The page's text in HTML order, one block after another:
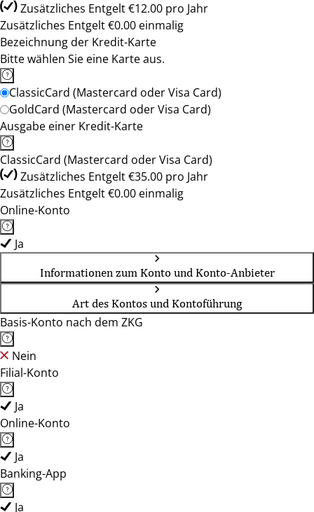
Zusätzliches Entgelt €12.00 pro Jahr
Zusätzliches Entgelt €0.00 einmalig
Bezeichnung der Kredit-Karte
Bitte wählen Sie eine Karte aus.
ClassicCard (Mastercard oder Visa Card)
GoldCard (Mastercard oder Visa Card)
Ausgabe einer Kredit-Karte
ClassicCard (Mastercard oder Visa Card)
Zusätzliches Entgelt €35.00 pro Jahr
Zusätzliches Entgelt €0.00 einmalig
Online-Konto
Ja
Informationen zum Konto und Konto-Anbieter
Art des Kontos und Kontoführung
Basis-Konto nach dem ZKG
Nein
Filial-Konto
Ja
Online-Konto
Ja
Banking-App
Ja